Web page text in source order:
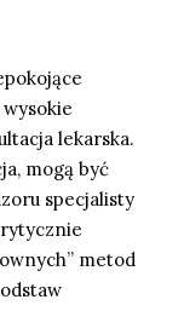
lekarska.
mogą być
specjalisty
metod